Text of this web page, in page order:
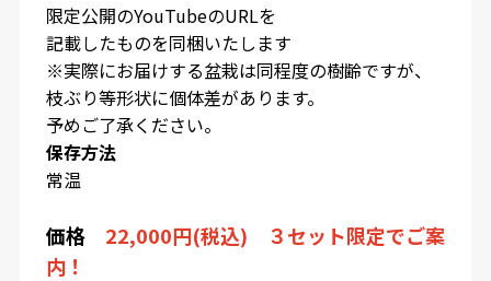
限定公開のYouTubeのURLを
記載したものを同梱いたします
※実際にお届けする盆栽は同程度の樹齢ですが、
枝ぶり等形状に個体差があります。
予めご了承ください。
保存方法
常温
価格 22,000円(税込) ３セット限定でご案
内！